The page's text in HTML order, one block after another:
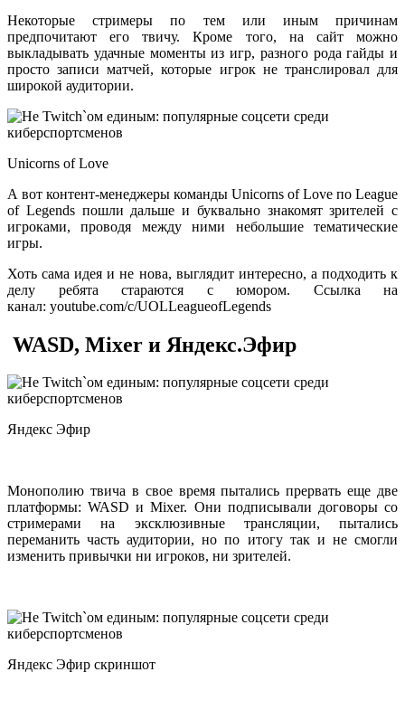
Некоторые стримеры по тем или иным причинам
предпочитают его твичу. Кроме того, на сайт можно
выкладывать удачные моменты из игр, разного рода гайды и
просто записи матчей, которые игрок не транслировал для
широкой аудитории.
Unicorns of Love
А вот контент-менеджеры команды Unicorns of Love по League
of Legends пошли дальше и буквально знакомят зрителей с
игроками, проводя между ними небольшие тематические
игры.
Хоть сама идея и не нова, выглядит интересно, а подходить к
делу ребята стараются с юмором. Ссылка на
канал: youtube.com/c/UOLLeagueofLegends
WASD, Mixer и Яндекс.Эфир
Яндекс Эфир
Монополию твича в свое время пытались прервать еще две
платформы: WASD и Mixer. Они подписывали договоры со
стримерами на эксклюзивные трансляции, пытались
переманить часть аудитории, но по итогу так и не смогли
изменить привычки ни игроков, ни зрителей.
Яндекс Эфир скриншот